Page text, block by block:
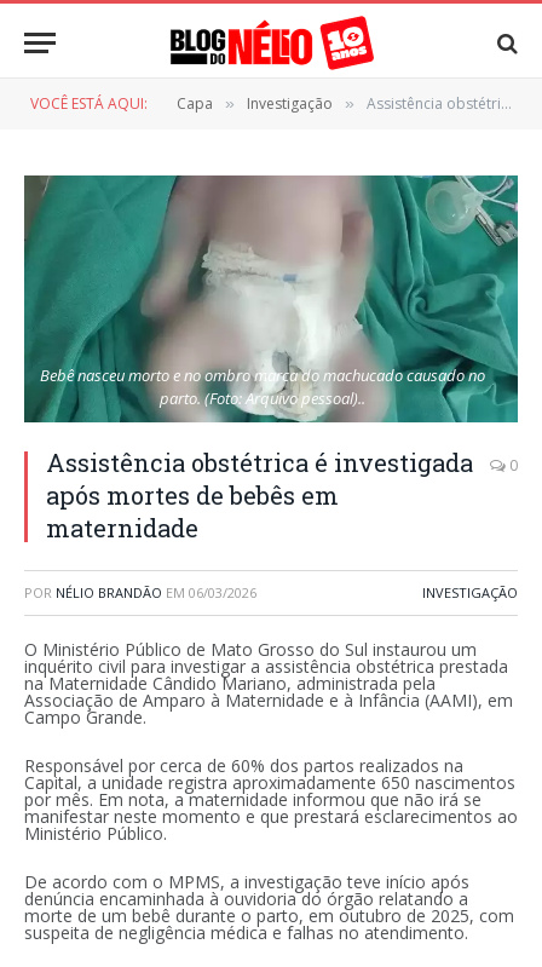
VOCÊ ESTÁ AQUI: Capa » Investigação » Assistência obstétrica é investigada após mortes de bebês em maternidade
Bebê nasceu morto e no ombro marca do machucado causado no
parto. (Foto: Arquivo pessoal)..
Assistência obstétrica é investigada
após mortes de bebês em
maternidade
0
POR NÉLIO BRANDÃO EM 06/03/2026 INVESTIGAÇÃO
O Ministério Público de Mato Grosso do Sul instaurou um
inquérito civil para investigar a assistência obstétrica prestada
na Maternidade Cândido Mariano, administrada pela
Associação de Amparo à Maternidade e à Infância (AAMI), em
Campo Grande.
Responsável por cerca de 60% dos partos realizados na
Capital, a unidade registra aproximadamente 650 nascimentos
por mês. Em nota, a maternidade informou que não irá se
manifestar neste momento e que prestará esclarecimentos ao
Ministério Público.
De acordo com o MPMS, a investigação teve início após
denúncia encaminhada à ouvidoria do órgão relatando a
morte de um bebê durante o parto, em outubro de 2025, com
suspeita de negligência médica e falhas no atendimento.